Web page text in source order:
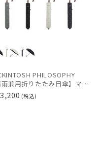
PHILOSOPHY
【晴雨兼用折りたたみ日傘】マッキントッシュ フィロソフィー (MACKINTOSH PHILOSOPHY)ゴースト（GHOST）雨の日OK 軽量 一級遮光99.99% 遮熱 UV 晴雨兼用
(税込)